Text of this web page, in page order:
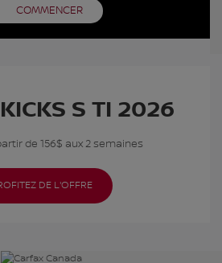
COMMENCER
S TI 2026
de 156$ aux 2 semaines
DE L'OFFRE